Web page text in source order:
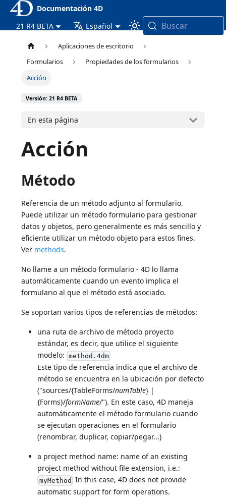
Documentación 4D
21 R4 BETA
Español Buscar
Aplicaciones de escritorio
Formularios
Propiedades de los formularios
Acción
Versión: 21 R4 BETA
En esta página
Acción
Método
Referencia de un método adjunto al formulario.
Puede utilizar un método formulario para gestionar
datos y objetos, pero generalmente es más sencillo y
eficiente utilizar un método objeto para estos fines.
Ver methods.
No llame a un método formulario - 4D lo llama
automáticamente cuando un evento implica el
formulario al que el método está asociado.
Se soportan varios tipos de referencias de métodos:
una ruta de archivo de método proyecto
estándar, es decir, que utilice el siguiente
modelo: method.4dm
Este tipo de referencia indica que el archivo de
método se encuentra en la ubicación por defecto
("sources/{TableForms/numTable} |
{Forms}/formName/"). En este caso, 4D maneja
automáticamente el método formulario cuando
se ejecutan operaciones en el formulario
(renombrar, duplicar, copiar/pegar...)
a project method name: name of an existing
project method without file extension, i.e.:
myMethod In this case, 4D does not provide
automatic support for form operations.